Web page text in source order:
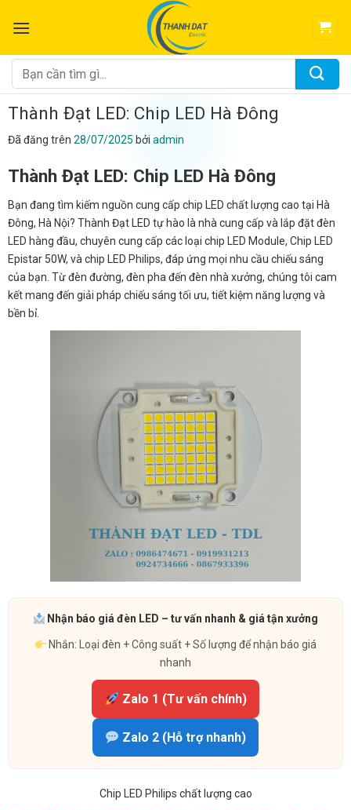
đến
dung
Tìm
kiếm:
Thành Đạt LED: Chip LED Hà Đông
Đã đăng trên 28/07/2025 bởi admin
Thành Đạt LED: Chip LED Hà Đông
Bạn đang tìm kiếm nguồn cung cấp chip LED chất lượng cao tại Hà
Đông, Hà Nội? Thành Đạt LED tự hào là nhà cung cấp và lắp đặt đèn
LED hàng đầu, chuyên cung cấp các loại chip LED Module, Chip LED
Epistar 50W, và chip LED Philips, đáp ứng mọi nhu cầu chiếu sáng
của bạn. Từ đèn đường, đèn pha đến đèn nhà xưởng, chúng tôi cam
kết mang đến giải pháp chiếu sáng tối ưu, tiết kiệm năng lượng và
bền bỉ.
Nhận báo giá đèn LED – tư vấn nhanh & giá tận xưởng
Nhắn: Loại đèn + Công suất + Số lượng để nhận báo giá
nhanh
Zalo 1 (Tư vấn chính)
Zalo 2 (Hỗ trợ nhanh)
Chip LED Philips chất lượng cao